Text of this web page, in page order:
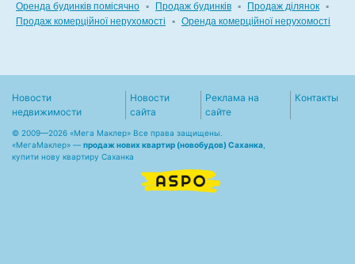
Оренда будинків помісячно ▪ Продаж будинків ▪ Продаж ділянок ▪
Продаж комерційної нерухомості
▪ Оренда комерційної нерухомості
Новости
недвижимости
Новости
сайта
Реклама на
сайте
Контакты
© 2009—2026 «Мега Маклер» Все права защищены.
«МегаМаклер» — продаж нових квартир (новобудов) Саханка
купити нову квартиру Саханка